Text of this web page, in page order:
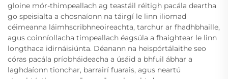
gloine mór-thimpeallach ag teastáil réitigh pacála deartha
go speisialta a chosnaíonn na táirgí le linn iliomad
céimeanna láimhscribhneoireachta, tarchur ar fhadhbhaille,
agus coinníollacha timpeallach éagsúla a fhaightear le linn
longthaca idirnáisiúnta. Déanann na heispórtálaithe seo
córas pacála príobháideacha a úsáid a bhfuil ábhar a
laghdaíonn tionchar, barrairí fuarais, agus neartú